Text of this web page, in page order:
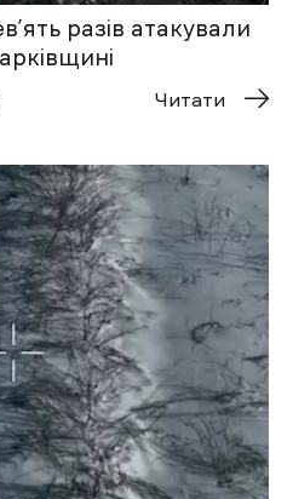
разів атакували
Читати